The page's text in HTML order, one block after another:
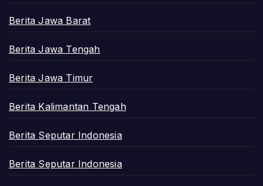
Berita Jawa Barat
Berita Jawa Tengah
Berita Jawa Timur
Berita Kalimantan Tengah
Berita Seputar Indonesia
Berita Seputar Indonesia